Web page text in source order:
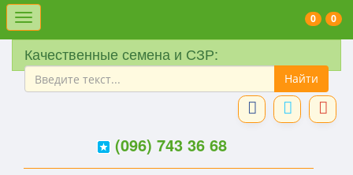
Меню 0
0
Качественные семена и СЗР:
(096) 743 36 68